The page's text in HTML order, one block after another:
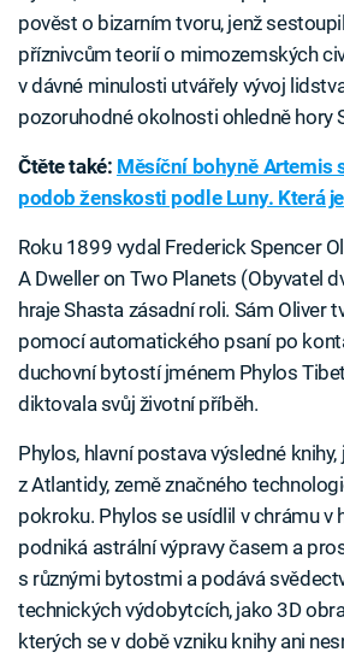
pověst o bizarním tvoru, jenž
příznivcům teorií o mimozemských
v dávné minulosti utvářely vývoj
pozoruhodné okolnosti ohledně hory
Čtěte také: Měsíční bohyně Artemis
podob ženskosti podle Luny. Která
Roku 1899 vydal Frederick Spencer
A Dweller on Two Planets (Obyvatel
hraje Shasta zásadní roli. Sám Oliver
pomocí automatického psaní po
duchovní bytostí jménem Phylos
diktovala svůj životní příběh.
Phylos, hlavní postava výsledné knihy,
z Atlantidy, země značného
pokroku. Phylos se usídlil v chrámu v
podniká astrální výpravy časem a
s různými bytostmi a podává
technických výdobytcích, jako 3D
kterých se v době vzniku knihy ani